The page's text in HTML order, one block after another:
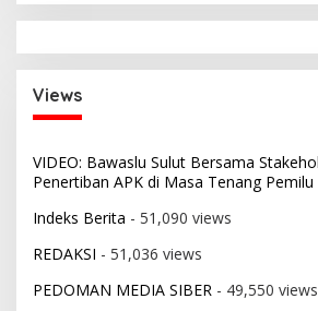
Views
VIDEO: Bawaslu Sulut Bersama
Penertiban APK di Masa Tenang Pemilu
Indeks Berita - 51,090 views
REDAKSI - 51,036 views
PEDOMAN MEDIA SIBER - 49,550 views